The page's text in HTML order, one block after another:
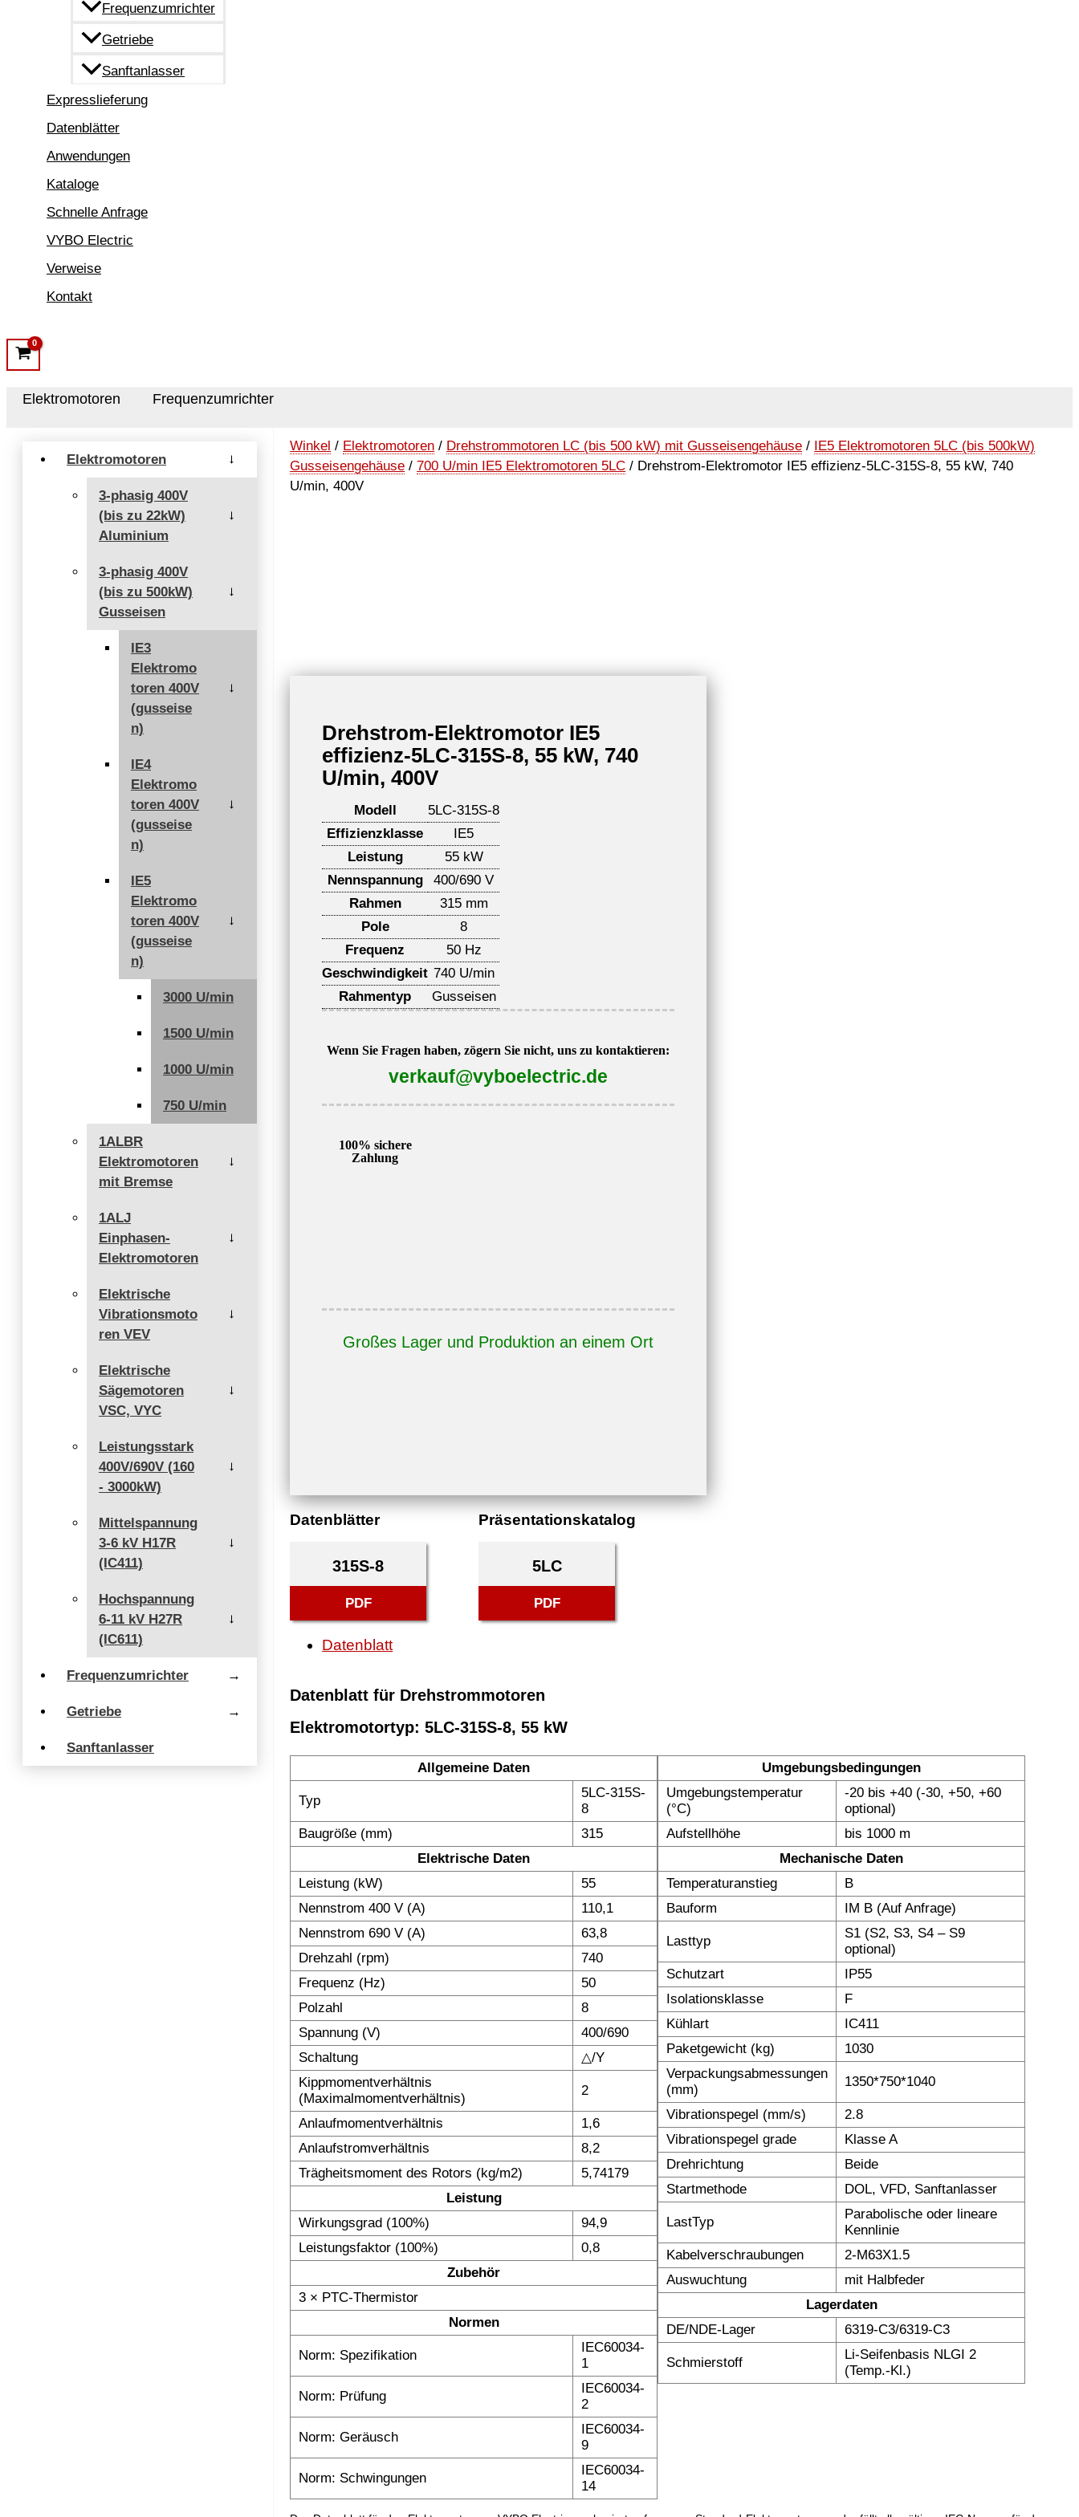
Frequenzumrichter
Getriebe
Sanftanlasser
Expresslieferung
Datenblätter
Anwendungen
Kataloge
Schnelle Anfrage
VYBO Electric
Verweise
Kontakt
Elektromotoren Frequenzumrichter
Elektromotoren →
3-phasig 400V
(bis zu 22kW)
Aluminium
→
3-phasig 400V
(bis zu 500kW)
Gusseisen
→
IE3
Elektromo
toren 400V
(gusseise
n)
→
IE4
Elektromo
toren 400V
(gusseise
n)
→
IE5
Elektromo
toren 400V
(gusseise
n)
→
3000 U/min
1500 U/min
1000 U/min
750 U/min
1ALBR
Elektromotoren
mit Bremse
→
1ALJ
Einphasen-
Elektromotoren
→
Elektrische
Vibrationsmoto
ren VEV
→
Elektrische
Sägemotoren
VSC, VYC
→
Leistungsstark
400V/690V (160
- 3000kW)
→
Mittelspannung
3-6 kV H17R
(IC411)
→
Hochspannung
6-11 kV H27R
(IC611)
→
Frequenzumrichter →
Getriebe →
Sanftanlasser
Winkel / Elektromotoren / Drehstrommotoren LC (bis 500 kW) mit Gusseisengehäuse / IE5 Elektromotoren 5LC (bis 500kW)
Gusseisengehäuse /700 U/min IE5 Elektromotoren 5LC / Drehstrom-Elektromotor IE5 effizienz-5LC-315S-8, 55 kW, 740
U/min, 400V
Drehstrom-Elektromotor IE5
effizienz-5LC-315S-8, 55 kW, 740
U/min, 400V
Modell
5LC-315S-8
Effizienzklasse
IE5
Leistung
55 kW
Nennspannung
400/690 V
Rahmen
315 mm
Pole
8
Frequenz
50 Hz
Geschwindigkeit 740 U/min
Rahmentyp
Gusseisen
Wenn Sie Fragen haben, zögern Sie nicht, uns zu kontaktieren:
verkauf@vyboelectric.de
100% sichere
Zahlung
Großes Lager und Produktion an einem Ort
Datenblätter
315S-8
PDF
Präsentationskatalog
5LC
PDF
Datenblatt
Datenblatt für Drehstrommotoren
Elektromotortyp: 5LC-315S-8, 55 kW
Allgemeine Daten
Typ
5LC-315S-
8
Baugröße (mm)
315
Elektrische Daten
Leistung (kW)
55
Nennstrom 400 V (A)
110,1
Nennstrom 690 V (A)
63,8
Drehzahl (rpm)
740
Frequenz (Hz)
50
Polzahl
8
Spannung (V)
400/690
Schaltung
△/Y
Kippmomentverhältnis
(Maximalmomentverhältnis)
2
Anlaufmomentverhältnis
1,6
Anlaufstromverhältnis
8,2
Trägheitsmoment des Rotors (kg/m2)
5,74179
Leistung
Wirkungsgrad (100%)
94,9
Leistungsfaktor (100%)
0,8
Zubehör
3 × PTC-Thermistor
Normen
Norm: Spezifikation
IEC60034-
1
Norm: Prüfung
IEC60034-
2
Norm: Geräusch
IEC60034-
9
Norm: Schwingungen
IEC60034-
14
Umgebungsbedingungen
Umgebungstemperatur
(°C)
-20 bis +40 (-30, +50, +60
optional)
Aufstellhöhe
bis 1000 m
Mechanische Daten
Temperaturanstieg
B
Bauform
IM B (Auf Anfrage)
Lasttyp
S1 (S2, S3, S4 – S9
optional)
Schutzart
IP55
Isolationsklasse
F
Kühlart
IC411
Paketgewicht (kg)
1030
Verpackungsabmessungen
(mm)
1350*750*1040
Vibrationspegel (mm/s)
2.8
Vibrationspegel grade
Klasse A
Drehrichtung
Beide
Startmethode
DOL, VFD, Sanftanlasser
LastTyp
Parabolische oder lineare
Kennlinie
Kabelverschraubungen
2-M63X1.5
Auswuchtung
mit Halbfeder
Lagerdaten
DE/NDE-Lager
6319-C3/6319-C3
Schmierstoff
Li-Seifenbasis NLGI 2
(Temp.-Kl.)